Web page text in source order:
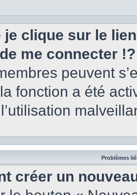
je clique sur le
me connecter !?
peuvent
fonction a été
Problèmes
créer un